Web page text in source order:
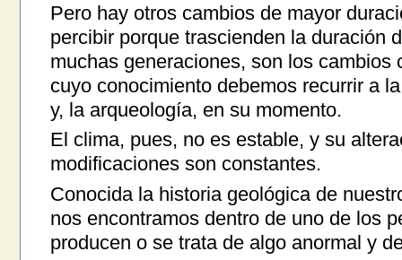
Pero hay otros cambios de mayor
percibir porque trascienden la duración
muchas generaciones, son los cambios
cuyo conocimiento debemos recurrir a
y, la arqueología, en su momento.
El clima, pues, no es estable, y su
modificaciones son constantes.
Conocida la historia geológica de
nos encontramos dentro de uno de los
producen o se trata de algo anormal y